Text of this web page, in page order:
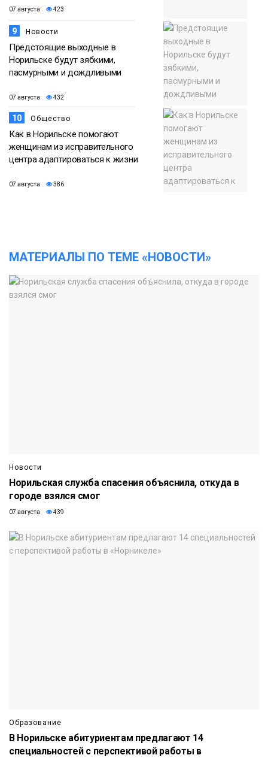
07 августа 423
9 Новости
Предстоящие выходные в
Норильске будут зябкими,
пасмурными и дождливыми
07 августа 432
10 Общество
Как в Норильске помогают
женщинам из исправительного
центра адаптироваться к жизни
07 августа 386
МАТЕРИАЛЫ ПО ТЕМЕ «НОВОСТИ»
Новости
Норильская служба спасения объяснила, откуда в
городе взялся смог
07 августа 439
Образование
В Норильске абитуриентам предлагают 14
специальностей с перспективой работы в